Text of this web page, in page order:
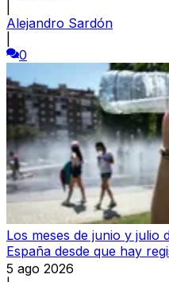
Alejandro Sardón
0
Los meses de junio y julio
España desde que hay
5 ago 2026